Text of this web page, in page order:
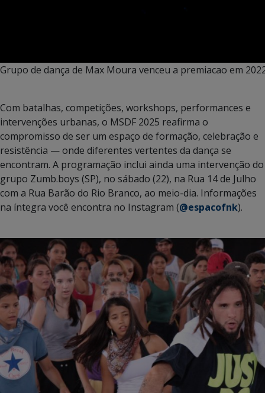
Grupo de dança de Max Moura venceu a premiacao em
Com batalhas, competições, workshops, performances e
intervenções urbanas, o MSDF 2025 reafirma o
compromisso de ser um espaço de formação, celebração e
resistência — onde diferentes vertentes da dança se
encontram. A programação inclui ainda uma intervenção do
grupo Zumb.boys (SP), no sábado (22), na Rua 14 de Julho
com a Rua Barão do Rio Branco, ao meio-dia. Informações
na íntegra você encontra no Instagram (@espacofnk).